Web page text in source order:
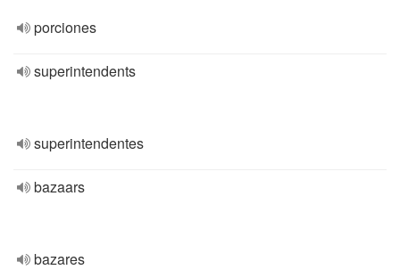
porciones
superintendents
superintendentes
bazaars
bazares